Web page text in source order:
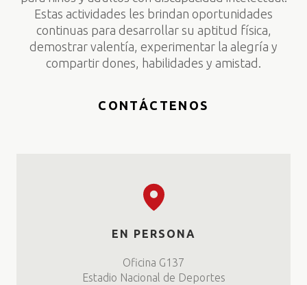
Estas actividades les brindan oportunidades
continuas para desarrollar su aptitud física,
demostrar valentía, experimentar la alegría y
compartir dones, habilidades y amistad.
CONTÁCTENOS
EN PERSONA
Oficina G137
Estadio Nacional de Deportes